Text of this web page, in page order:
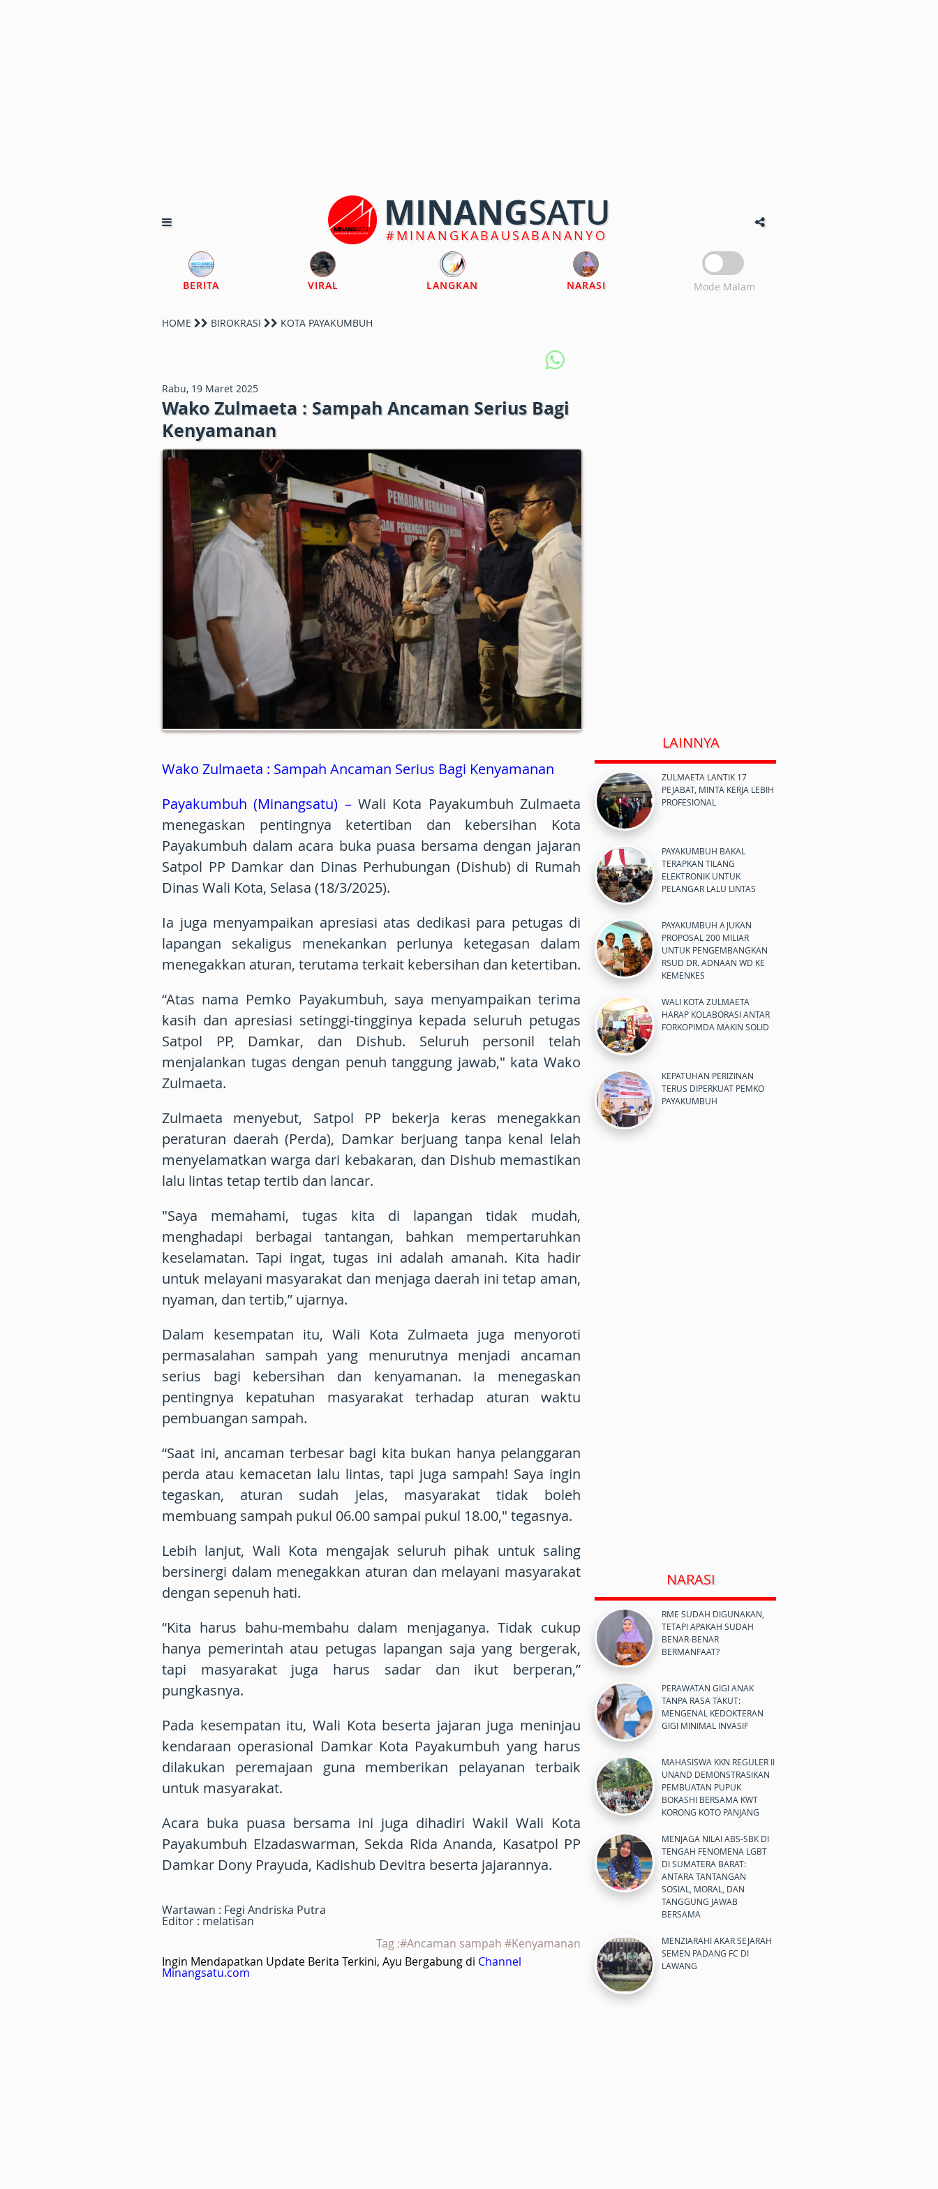
MINANGSATU
#MINANGKABAUSABANANYO
BERITA VIRAL LANGKAN NARASI Mode Malam
HOME BIROKRASI KOTA PAYAKUMBUH
Rabu, 19 Maret 2025
Wako Zulmaeta : Sampah Ancaman Serius Bagi
Kenyamanan
Wako Zulmaeta : Sampah Ancaman Serius Bagi Kenyamanan
Payakumbuh (Minangsatu) – Wali Kota Payakumbuh Zulmaeta
menegaskan pentingnya ketertiban dan kebersihan Kota
Payakumbuh dalam acara buka puasa bersama dengan jajaran
Satpol PP Damkar dan Dinas Perhubungan (Dishub) di Rumah
Dinas Wali Kota, Selasa (18/3/2025).
Ia juga menyampaikan apresiasi atas dedikasi para petugas di
lapangan sekaligus menekankan perlunya ketegasan dalam
menegakkan aturan, terutama terkait kebersihan dan ketertiban.
“Atas nama Pemko Payakumbuh, saya menyampaikan terima
kasih dan apresiasi setinggi-tingginya kepada seluruh petugas
Satpol PP, Damkar, dan Dishub. Seluruh personil telah
menjalankan tugas dengan penuh tanggung jawab," kata Wako
Zulmaeta.
Zulmaeta menyebut, Satpol PP bekerja keras menegakkan
peraturan daerah (Perda), Damkar berjuang tanpa kenal lelah
menyelamatkan warga dari kebakaran, dan Dishub memastikan
lalu lintas tetap tertib dan lancar.
"Saya memahami, tugas kita di lapangan tidak mudah,
menghadapi berbagai tantangan, bahkan mempertaruhkan
keselamatan. Tapi ingat, tugas ini adalah amanah. Kita hadir
untuk melayani masyarakat dan menjaga daerah ini tetap aman,
nyaman, dan tertib,” ujarnya.
Dalam kesempatan itu, Wali Kota Zulmaeta juga menyoroti
permasalahan sampah yang menurutnya menjadi ancaman
serius bagi kebersihan dan kenyamanan. Ia menegaskan
pentingnya kepatuhan masyarakat terhadap aturan waktu
pembuangan sampah.
“Saat ini, ancaman terbesar bagi kita bukan hanya pelanggaran
perda atau kemacetan lalu lintas, tapi juga sampah! Saya ingin
tegaskan, aturan sudah jelas, masyarakat tidak boleh
membuang sampah pukul 06.00 sampai pukul 18.00," tegasnya.
Lebih lanjut, Wali Kota mengajak seluruh pihak untuk saling
bersinergi dalam menegakkan aturan dan melayani masyarakat
dengan sepenuh hati.
“Kita harus bahu-membahu dalam menjaganya. Tidak cukup
hanya pemerintah atau petugas lapangan saja yang bergerak,
tapi masyarakat juga harus sadar dan ikut berperan,”
pungkasnya.
Pada kesempatan itu, Wali Kota beserta jajaran juga meninjau
kendaraan operasional Damkar Kota Payakumbuh yang harus
dilakukan peremajaan guna memberikan pelayanan terbaik
untuk masyarakat.
Acara buka puasa bersama ini juga dihadiri Wakil Wali Kota
Payakumbuh Elzadaswarman, Sekda Rida Ananda, Kasatpol PP
Damkar Dony Prayuda, Kadishub Devitra beserta jajarannya.
Wartawan : Fegi Andriska Putra
Editor : melatisan
Tag :#Ancaman sampah #Kenyamanan
Ingin Mendapatkan Update Berita Terkini, Ayu Bergabung di Channel
Minangsatu.com
LAINNYA
ZULMAETA LANTIK 17
PEJABAT, MINTA KERJA LEBIH
PROFESIONAL
PAYAKUMBUH BAKAL
TERAPKAN TILANG
ELEKTRONIK UNTUK
PELANGAR LALU LINTAS
PAYAKUMBUH AJUKAN
PROPOSAL 200 MILIAR
UNTUK PENGEMBANGKAN
RSUD DR. ADNAAN WD KE
KEMENKES
WALI KOTA ZULMAETA
HARAP KOLABORASI ANTAR
FORKOPIMDA MAKIN SOLID
KEPATUHAN PERIZINAN
TERUS DIPERKUAT PEMKO
PAYAKUMBUH
NARASI
RME SUDAH DIGUNAKAN,
TETAPI APAKAH SUDAH
BENAR-BENAR
BERMANFAAT?
PERAWATAN GIGI ANAK
TANPA RASA TAKUT:
MENGENAL KEDOKTERAN
GIGI MINIMAL INVASIF
MAHASISWA KKN REGULER II
UNAND DEMONSTRASIKAN
PEMBUATAN PUPUK
BOKASHI BERSAMA KWT
KORONG KOTO PANJANG
MENJAGA NILAI ABS-SBK DI
TENGAH FENOMENA LGBT
DI SUMATERA BARAT:
ANTARA TANTANGAN
SOSIAL, MORAL, DAN
TANGGUNG JAWAB
BERSAMA
MENZIARAHI AKAR SEJARAH
SEMEN PADANG FC DI
LAWANG